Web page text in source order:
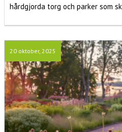
hårdgjorda torg och parker som
20 oktober, 2025